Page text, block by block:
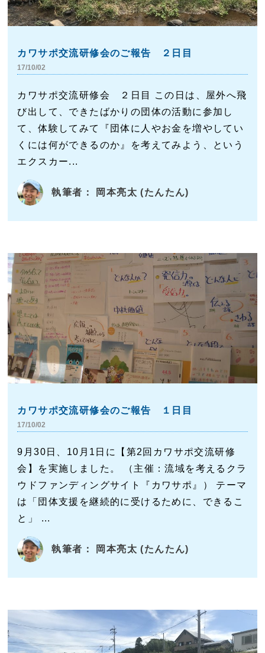
カワサポ交流研修会のご報告 ２日目
17/10/02
カワサポ交流研修会 ２日目 この日は、屋外へ飛
び出して、できたばかりの団体の活動に参加し
て、体験してみて『団体に人やお金を増やしてい
くには何ができるのか』を考えてみよう、という
エクスカー...
執筆者： 岡本亮太 (たんたん)
カワサポ交流研修会のご報告 １日目
17/10/02
9月30日、10月1日に【第2回カワサポ交流研修
会】を実施しました。 （主催：流域を考えるクラ
ウドファンディングサイト『カワサポ』） テーマ
は「団体支援を継続的に受けるために、できるこ
と」 ...
執筆者： 岡本亮太 (たんたん)